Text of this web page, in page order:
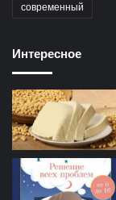
современный
Интересное